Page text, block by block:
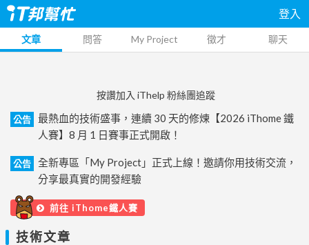
登入
文章 問答 My Project 徵才 聊天
按讚加入 iThelp 粉絲團追蹤
公告
最熱血的技術盛事，連續 30 天的修煉【2026 iThome 鐵
人賽】8 月 1 日賽事正式開啟！
公告
全新專區「My Project」正式上線！邀請你用技術交流，
分享最真實的開發經驗
前往 iThome鐵人賽
技術文章